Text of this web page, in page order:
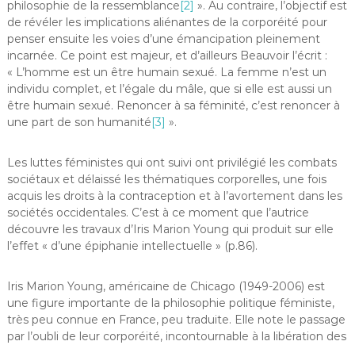
philosophie de la ressemblance[2] ». Au contraire, l’objectif est
de révéler les implications aliénantes de la corporéité pour
penser ensuite les voies d’une émancipation pleinement
incarnée. Ce point est majeur, et d’ailleurs Beauvoir l’écrit :
« L’homme est un être humain sexué. La femme n’est un
individu complet, et l’égale du mâle, que si elle est aussi un
être humain sexué. Renoncer à sa féminité, c’est renoncer à
une part de son humanité[3] ».
Les luttes féministes qui ont suivi ont privilégié les combats
sociétaux et délaissé les thématiques corporelles, une fois
acquis les droits à la contraception et à l’avortement dans les
sociétés occidentales. C’est à ce moment que l’autrice
découvre les travaux d’Iris Marion Young qui produit sur elle
l’effet « d’une épiphanie intellectuelle » (p.86).
Iris Marion Young, américaine de Chicago (1949-2006) est
une figure importante de la philosophie politique féministe,
très peu connue en France, peu traduite. Elle note le passage
par l’oubli de leur corporéité, incontournable à la libération des